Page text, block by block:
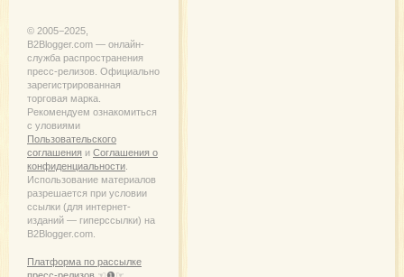
© 2005−2025,
B2Blogger.com — онлайн-
служба распространения
пресс-релизов. Официально
зарегистрированная
торговая марка.
Рекомендуем ознакомиться
с уловиями
Пользовательского
соглашения и Соглашения о
конфиденциальности
Использование материалов
разрешается при условии
ссылки (для интернет-
изданий — гиперссылки) на
B2Blogger.com.
Платформа по рассылке
пресс-релизов ☜❶☞